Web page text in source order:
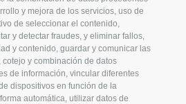
y mejora de los servicios, uso de
de seleccionar el contenido,
y detectar fraudes, y eliminar fallos,
y contenido, guardar y comunicar las
y combinación de datos
de información, vincular diferentes
dispositivos en función de la
automática, utilizar datos de
COMPANIES: